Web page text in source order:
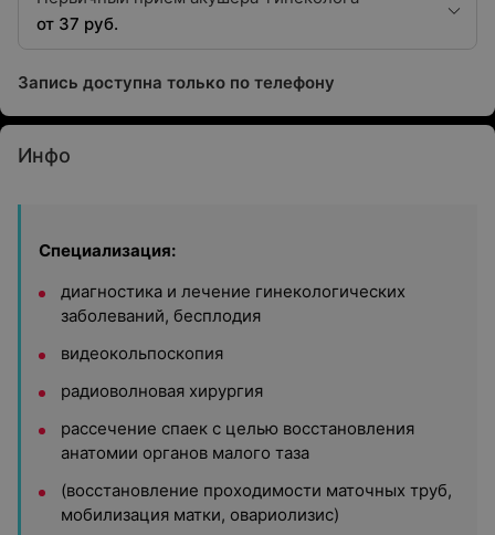
от 37 руб.
Запись доступна только по телефону
Инфо
Специализация:
диагностика и лечение гинекологических
заболеваний, бесплодия
видеокольпоскопия
радиоволновая хирургия
рассечение спаек с целью восстановления
анатомии органов малого таза
(восстановление проходимости маточных труб,
мобилизация матки, овариолизис)